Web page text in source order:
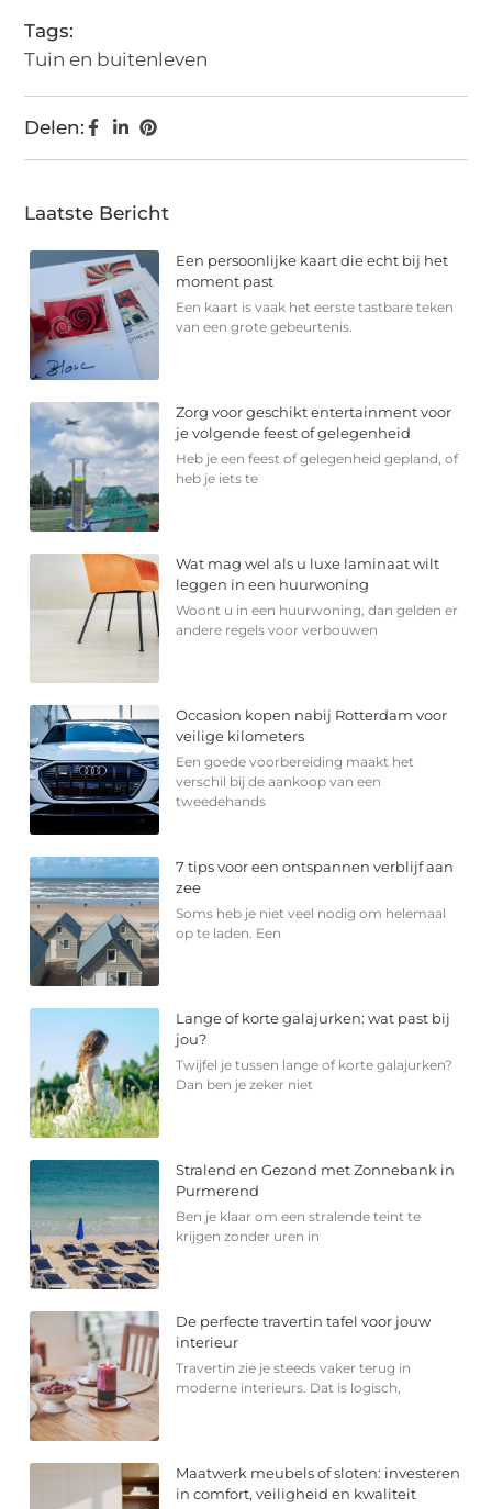
Tags:
Tuin en buitenleven
Delen:
Laatste Bericht
Een persoonlijke kaart die echt bij het
moment past
Een kaart is vaak het eerste tastbare teken
van een grote gebeurtenis.
Zorg voor geschikt entertainment voor
je volgende feest of gelegenheid
Heb je een feest of gelegenheid gepland, of
heb je iets te
Wat mag wel als u luxe laminaat wilt
leggen in een huurwoning
Woont u in een huurwoning, dan gelden er
andere regels voor verbouwen
Occasion kopen nabij Rotterdam voor
veilige kilometers
Een goede voorbereiding maakt het
verschil bij de aankoop van een
tweedehands
7 tips voor een ontspannen verblijf aan
zee
Soms heb je niet veel nodig om helemaal
op te laden. Een
Lange of korte galajurken: wat past bij
jou?
Twijfel je tussen lange of korte galajurken?
Dan ben je zeker niet
Stralend en Gezond met Zonnebank in
Purmerend
Ben je klaar om een stralende teint te
krijgen zonder uren in
De perfecte travertin tafel voor jouw
interieur
Travertin zie je steeds vaker terug in
moderne interieurs. Dat is logisch,
Maatwerk meubels of sloten: investeren
in comfort, veiligheid en kwaliteit